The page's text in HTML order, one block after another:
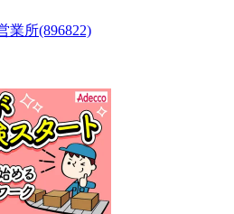
業所(896822)